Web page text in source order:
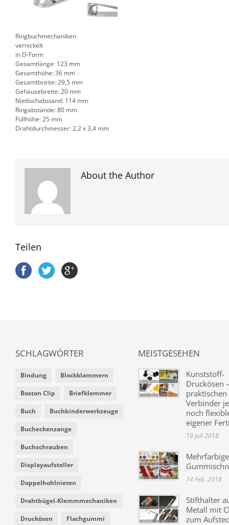
Ringbuchmechaniken
vernickelt
in D-Form
Gesamtlänge: 123 mm
Gesamthöhe: 36 mm
Gesamtbreite: 29,5 mm
Gehäusebreite: 20 mm
Nietlochabstand: 114 mm
Ringabstände: 80 mm
Füllhöhe: 25 mm
Drahtdurchmesser: 2,2 x 3,4 mm
About the Author
Teilen
SCHLAGWÖRTER
Bindung Blockklammern
Boston Clip Briefklemmer
Buch Buchbinderwerkzeuge
Bucheckenzange
Buchschrauben
Displayaufsteller
Doppelhohlnieten
Drahtbügel-Klemmmechaniken
Druckösen Flachgummi
MEISTGESEHEN
Kunststoff-
Druckösen
praktischen
Verbinder
noch
eigener
19 Juli 2018
Mehrfarbige
14 Feb. 2018
Stifthalter
Metall mit
zum